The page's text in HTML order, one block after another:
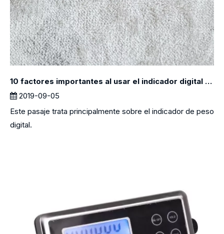
10 factores importantes al usar el indicador digital de peso
2019-09-05
Este pasaje trata principalmente sobre el indicador de peso
digital.